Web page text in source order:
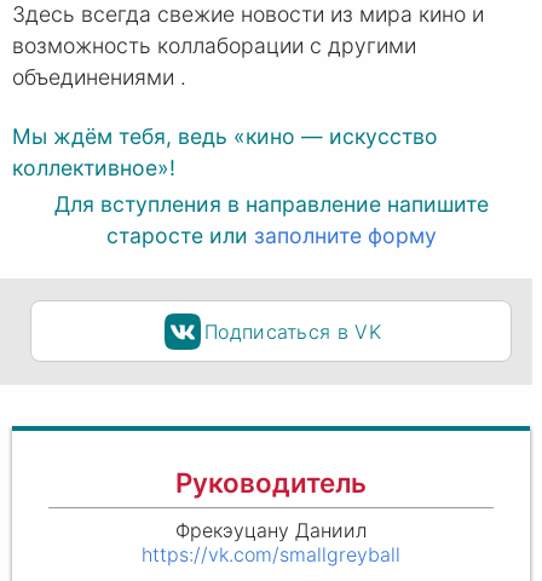
Здесь всегда свежие новости из мира кино и
возможность коллаборации с другими
объединениями .
Мы ждём тебя, ведь «кино — искусство
коллективное»!
Для вступления в направление напишите
старосте или заполните форму
Подписаться в VK
Руководитель
Фрекэуцану Даниил
https://vk.com/smallgreyball